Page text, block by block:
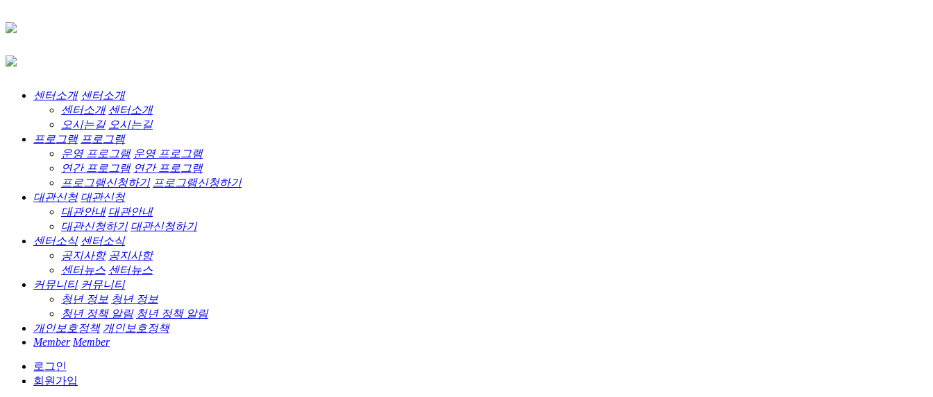
센터소개 센터소개
센터소개 센터소개
오시는길 오시는길
프로그램 프로그램
운영 프로그램 운영 프로그램
연간 프로그램 연간 프로그램
프로그램신청하기 프로그램신청하기
대관신청 대관신청
대관안내 대관안내
대관신청하기 대관신청하기
센터소식 센터소식
공지사항 공지사항
센터뉴스 센터뉴스
커뮤니티 커뮤니티
청년 정보 청년 정보
청년 정책 알림 청년 정책 알림
개인보호정책 개인보호정책
Member Member
로그인
회원가입